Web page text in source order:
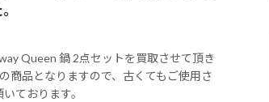
Queen 鍋 2点セットを買取させて頂き
商品となりますので、古くてもご使用さ
ております。